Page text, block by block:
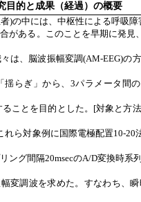
目的と成果（経過）の概要
)の中には、中枢性による呼吸
がある。このことを早期に発見
は、脳波振幅変調(AM-EEG)の
揺らぎ」から、3パラメータ間
ことを目的とした。[対象と方
れら対象例に国際電極配置10-
ング間隔20msecのA/D変換時系
変調波を求めた。すなわち、